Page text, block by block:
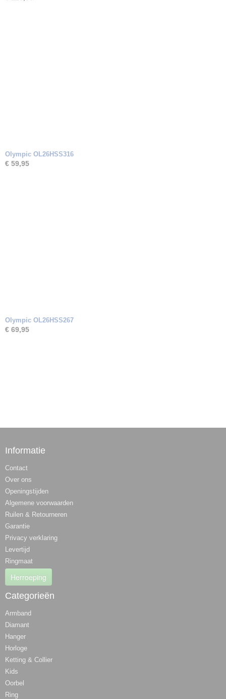
Olympic OL26HSS316
€ 59,95
Olympic OL26HSS267
€ 69,95
Informatie
Contact
Over ons
Openingstijden
Algemene voorwaarden
Ruilen & Retourneren
Garantie
Privacy verklaring
Levertijd
Ringmaat
Herroeping
Categorieën
Armband
Diamant
Hanger
Horloge
Ketting & Collier
Kids
Oorbel
Ring